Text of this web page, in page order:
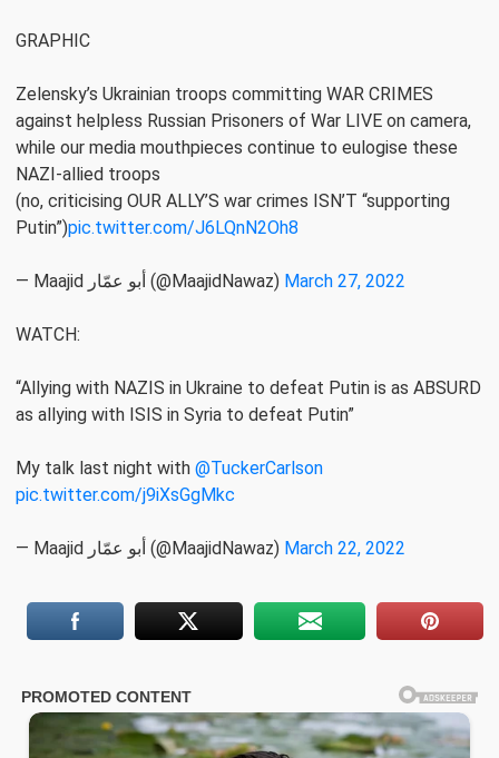
GRAPHIC
Zelensky’s Ukrainian troops committing WAR CRIMES
against helpless Russian Prisoners of War LIVE on camera,
while our media mouthpieces continue to eulogise these
NAZI-allied troops
(no, criticising OUR ALLY’S war crimes ISN’T “supporting
Putin”)pic.twitter.com/J6LQnN2Oh8
— Maajid أبو عمّار (@MaajidNawaz) March 27, 2022
WATCH:
“Allying with NAZIS in Ukraine to defeat Putin is as ABSURD
as allying with ISIS in Syria to defeat Putin”
My talk last night with @TuckerCarlson
pic.twitter.com/j9iXsGgMkc
— Maajid أبو عمّار (@MaajidNawaz) March 22, 2022